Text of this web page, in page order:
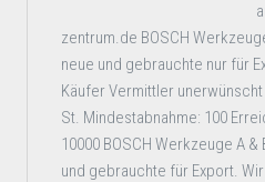
zentrum.de BOSCH
neue und gebrauchte nur für
Käufer Vermittler unerwünscht
St. Mindestabnahme: 100
10000 BOSCH Werkzeuge A &
und gebrauchte für Export.